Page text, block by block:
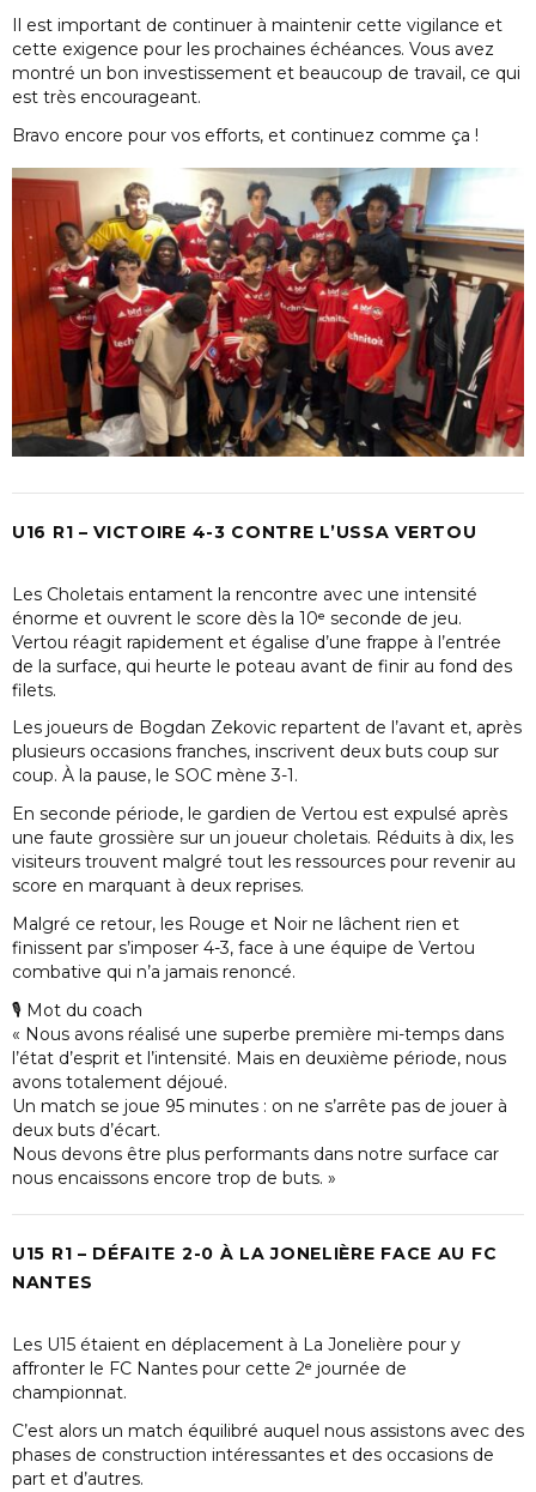
Il est important de continuer à maintenir cette vigilance et
cette exigence pour les prochaines échéances. Vous avez
montré un bon investissement et beaucoup de travail, ce qui
est très encourageant.
Bravo encore pour vos efforts, et continuez comme ça !
U16 R1 – VICTOIRE 4-3 CONTRE L’USSA VERTOU
Les Choletais entament la rencontre avec une intensité
énorme et ouvrent le score dès la 10ᵉ seconde de jeu.
Vertou réagit rapidement et égalise d’une frappe à l’entrée
de la surface, qui heurte le poteau avant de finir au fond des
filets.
Les joueurs de Bogdan Zekovic repartent de l’avant et, après
plusieurs occasions franches, inscrivent deux buts coup sur
coup. À la pause, le SOC mène 3-1.
En seconde période, le gardien de Vertou est expulsé après
une faute grossière sur un joueur choletais. Réduits à dix, les
visiteurs trouvent malgré tout les ressources pour revenir au
score en marquant à deux reprises.
Malgré ce retour, les Rouge et Noir ne lâchent rien et
finissent par s’imposer 4-3, face à une équipe de Vertou
combative qui n’a jamais renoncé.
🎙 Mot du coach
« Nous avons réalisé une superbe première mi-temps dans
l’état d’esprit et l’intensité. Mais en deuxième période, nous
avons totalement déjoué.
Un match se joue 95 minutes : on ne s’arrête pas de jouer à
deux buts d’écart.
Nous devons être plus performants dans notre surface car
nous encaissons encore trop de buts. »
U15 R1 – DÉFAITE 2-0 À LA JONELIÈRE FACE AU FC
NANTES
Les U15 étaient en déplacement à La Jonelière pour y
affronter le FC Nantes pour cette 2ᵉ journée de
championnat.
C’est alors un match équilibré auquel nous assistons avec des
phases de construction intéressantes et des occasions de
part et d’autres.